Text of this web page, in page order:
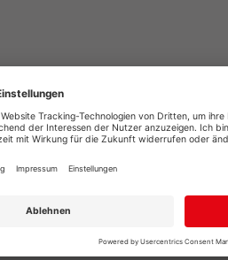
zu, dass meine Angaben aus
werden. Die Daten werden
Sie können Ihre Einwilligung
zum Umgang mit